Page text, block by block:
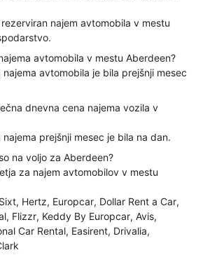
najem avtomobila v mestu
avtomobila v mestu Aberdeen?
avtomobila je bila prejšnji mesec
dnevna cena najema vozila v
prejšnji mesec je bila na dan.
na voljo za Aberdeen?
za najem avtomobilov v mestu
Sixt Hertz Europcar Dollar Rent a Car
Flizzr Keddy By Europcar Avis
Car Rental Easirent Drivalia